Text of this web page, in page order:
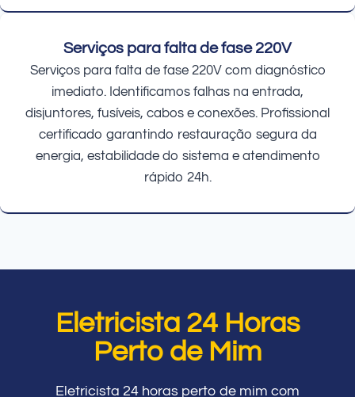
Serviços para falta de fase 220V
Serviços para falta de fase 220V com diagnóstico
imediato. Identificamos falhas na entrada,
disjuntores, fusíveis, cabos e conexões. Profissional
certificado garantindo restauração segura da
energia, estabilidade do sistema e atendimento
rápido 24h.
Eletricista 24 Horas
Perto de Mim
Eletricista 24 horas perto de mim com